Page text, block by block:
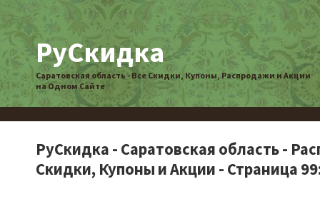
РуСкидка
Саратовская область - Все Скидки, Купоны, Распродажи и Акции
на Одном Сайте
РуСкидка - Саратовская область -
Скидки, Купоны и Акции - Страница